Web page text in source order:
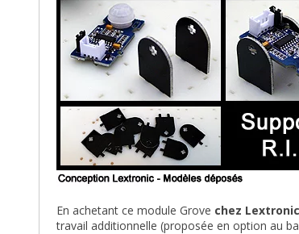
En achetant ce module Grove chez Lextronic
travail additionnelle (proposée en option au